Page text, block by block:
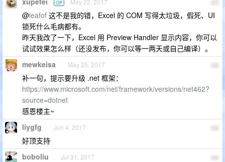
57
OP May 22, 2017
@leafof 这不是我的错，Excel 的 COM 写得太垃圾，假死、UI
锁死什么毛病都有。
昨天我改了一下，Excel 用 Preview Handler 显示内容，你可以
试试效果怎么样（还没发布，你可以等一两天或自己编译）。
58
mewkeisa May 25, 2017
补一句，提示要升级 .net 框架：
https://www.microsoft.com/net/framework/versions/net462?
source=dotnet
感恩楼主~
59
liygfg Jun 4, 2017
好顶支持
60
boboliu Jul 31, 2017